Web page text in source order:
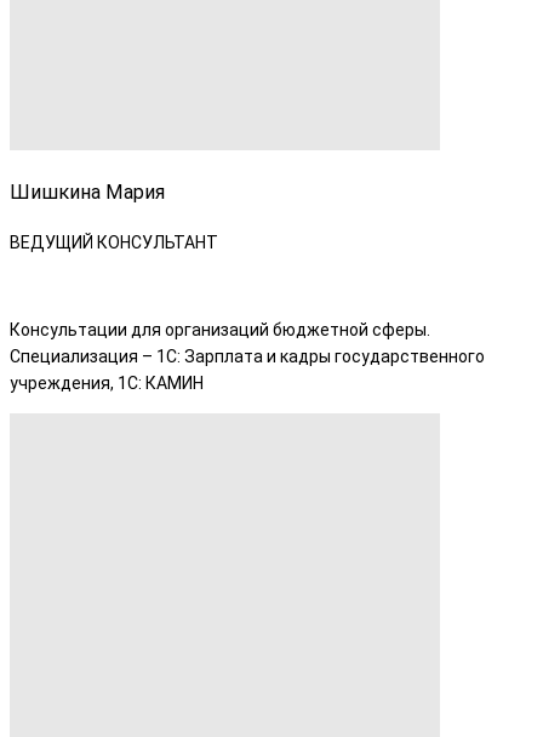
Шишкина Мария
ВЕДУЩИЙ КОНСУЛЬТАНТ
Консультации для организаций бюджетной сферы.
Специализация – 1С: Зарплата и кадры государственного
учреждения, 1С: КАМИН